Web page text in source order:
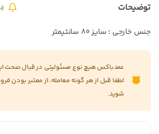
توضیحات
جنس خارجی ؛ سایز ۸۰ سانتیمتر
عمدباکس هیچ نوع مسئولیتی در قبال صحت
لطفا قبل از هر گونه معامله، از معتبر بودن
شوید.